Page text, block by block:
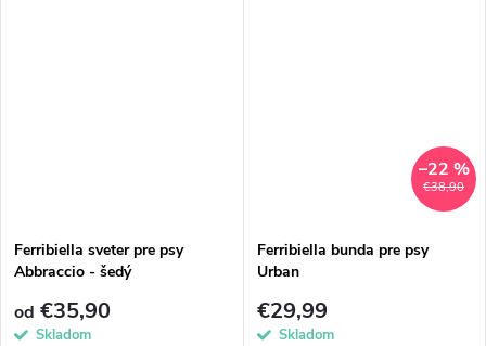
Ferribiella sveter pre psy
Abbraccio - šedý
od €35,90
Skladom
€38,90
–22 %
Ferribiella bunda pre psy
Urban
€29,99
Skladom